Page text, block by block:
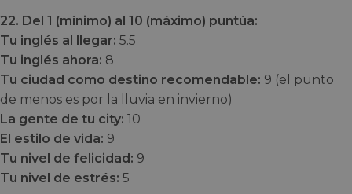
22. Del 1 (mínimo) al 10 (máximo) puntúa:
Tu inglés al llegar: 5.5
Tu inglés ahora: 8
Tu ciudad como destino recomendable: 9 (el punto
de menos es por la lluvia en invierno)
La gente de tu city: 10
El estilo de vida: 9
Tu nivel de felicidad: 9
Tu nivel de estrés: 5